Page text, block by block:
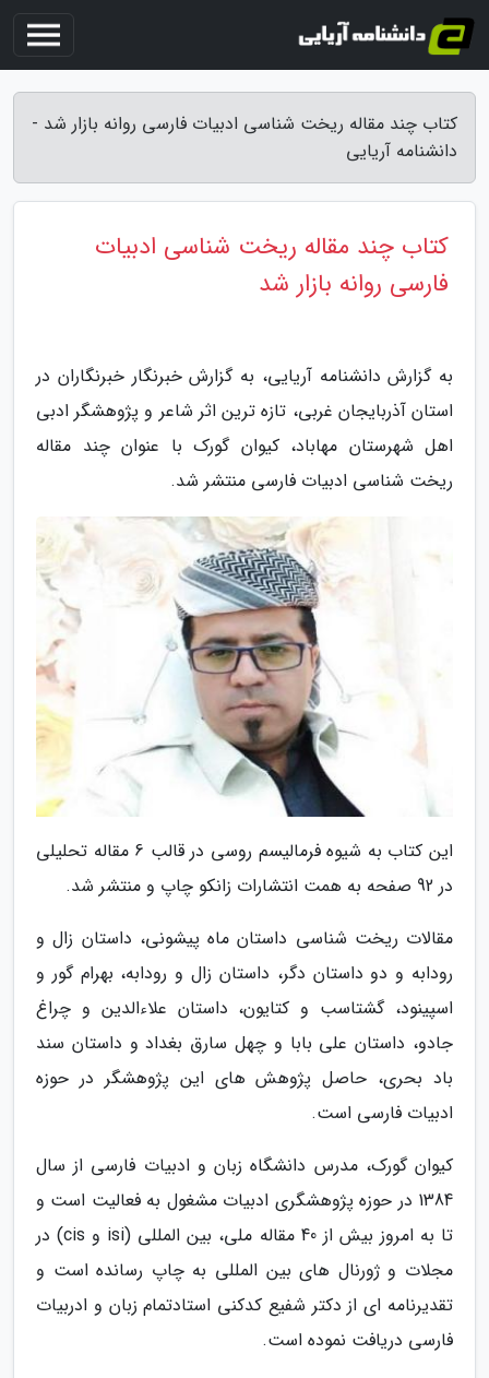
کتاب چند مقاله ریخت شناسی ادبیات فارسی روانه بازار شد -
دانشنامه آریایی
کتاب چند مقاله ریخت شناسی ادبیات
فارسی روانه بازار شد
به گزارش دانشنامه آریایی، به گزارش خبرنگار خبرنگاران در
استان آذربایجان غربی، تازه ترین اثر شاعر و پژوهشگر ادبی
اهل شهرستان مهاباد، کیوان گورک با عنوان چند مقاله
ریخت شناسی ادبیات فارسی منتشر شد.
این کتاب به شیوه فرمالیسم روسی در قالب 6 مقاله تحلیلی
در 92 صفحه به همت انتشارات زانکو چاپ و منتشر شد.
مقالات ریخت شناسی داستان ماه پیشونی، داستان زال و
رودابه و دو داستان دگر، داستان زال و رودابه، بهرام گور و
اسپینود، گشتاسب و کتایون، داستان علاءالدین و چراغ
جادو، داستان علی بابا و چهل سارق بغداد و داستان سند
باد بحری، حاصل پژوهش های این پژوهشگر در حوزه
ادبیات فارسی است.
کیوان گورک، مدرس دانشگاه زبان و ادبیات فارسی از سال
1384 در حوزه پژوهشگری ادبیات مشغول به فعالیت است و
تا به امروز بیش از 40 مقاله ملی، بین المللی (isi و cis) در
مجلات و ژورنال های بین المللی به چاپ رسانده است و
تقدیرنامه ای از دکتر شفیع کدکنی استادتمام زبان و ادربیات
فارسی دریافت نموده است.